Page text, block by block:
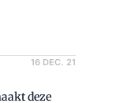
16 DEC. 21
deze